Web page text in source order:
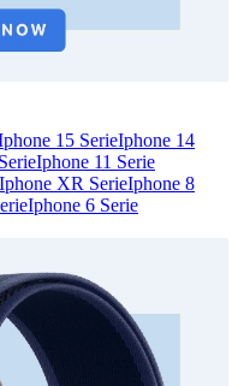
15 SerieIphone 14
Iphone 11 Serie
Iphone XR SerieIphone 8
Iphone 6 Serie